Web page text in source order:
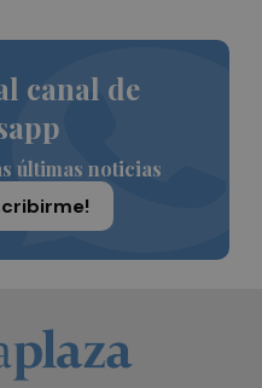
canal de
últimas noticias